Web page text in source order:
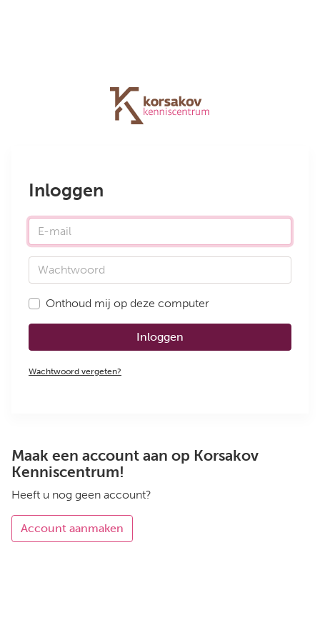
Inloggen
E-mail
Wachtwoord
Onthoud mij op deze computer
Inloggen
Wachtwoord vergeten?
Maak een account aan op Korsakov
Kenniscentrum!
Heeft u nog geen account?
Account aanmaken